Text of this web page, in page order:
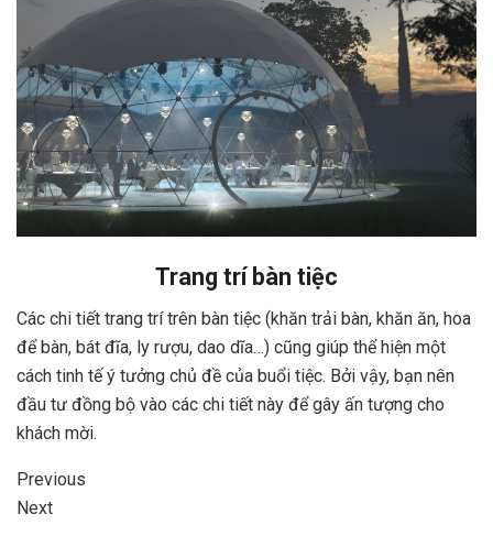
Trang trí bàn tiệc
Các chi tiết trang trí trên bàn tiệc (khăn trải bàn, khăn ăn, hoa
để bàn, bát đĩa, ly rượu, dao dĩa…) cũng giúp thể hiện một
cách tinh tế ý tưởng chủ đề của buổi tiệc. Bởi vậy, bạn nên
đầu tư đồng bộ vào các chi tiết này để gây ấn tượng cho
khách mời.
Previous
Next